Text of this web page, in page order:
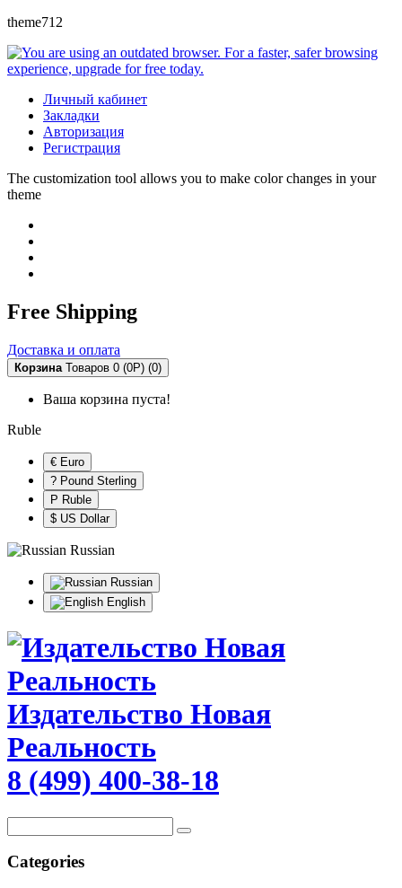
theme712
Личный кабинет
Закладки
Авторизация
Регистрация
The customization tool allows you to make color changes in your
theme
Free Shipping
Доставка и оплата
Корзина Товаров 0 (0Р) (0)
Ваша корзина пуста!
Ruble
€ Euro
? Pound Sterling
Р Ruble
$ US Dollar
Russian
Russian
English
Издательство Новая
Реальность
8 (499) 400-38-18
Categories